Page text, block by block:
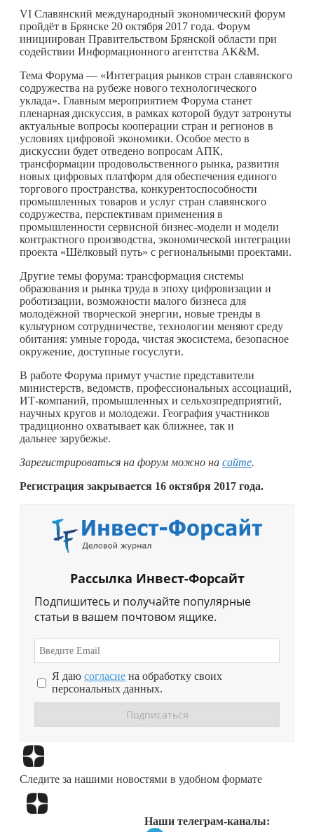
VI Славянский международный экономический форум
пройдёт в Брянске 20 октября 2017 года. Форум
инициирован Правительством Брянской области при
содействии Информационного агентства AK&M.
Тема Форума — «Интеграция рынков стран славянского
содружества на рубеже нового технологического
уклада». Главным мероприятием Форума станет
пленарная дискуссия, в рамках которой будут затронуты
актуальные вопросы кооперации стран и регионов в
условиях цифровой экономики. Особое место в
дискуссии будет отведено вопросам АПК,
трансформации продовольственного рынка, развития
новых цифровых платформ для обеспечения единого
торгового пространства, конкурентоспособности
промышленных товаров и услуг стран славянского
содружества, перспективам применения в
промышленности сервисной бизнес-модели и модели
контрактного производства, экономической интеграции
проекта «Шёлковый путь» с региональными проектами.
Другие темы форума: трансформация системы
образования и рынка труда в эпоху цифровизации и
роботизации, возможности малого бизнеса для
молодёжной творческой энергии, новые тренды в
культурном сотрудничестве, технологии меняют среду
обитания: умные города, чистая экосистема, безопасное
окружение, доступные госуслуги.
В работе Форума примут участие представители
министерств, ведомств, профессиональных ассоциаций,
ИТ-компаний, промышленных и сельхозпредприятий,
научных кругов и молодежи. География участников
традиционно охватывает как ближнее, так и
дальнее зарубежье.
Зарегистрироваться на форум можно на сайте.
Регистрация закрывается 16 октября 2017 года.
Рассылка Инвест-Форсайт
Подпишитесь и получайте популярные
статьи в вашем почтовом ящике.
Я даю согласие на обработку своих
персональных данных.
Следите за нашими новостями в удобном формате
Наши телеграм-каналы: